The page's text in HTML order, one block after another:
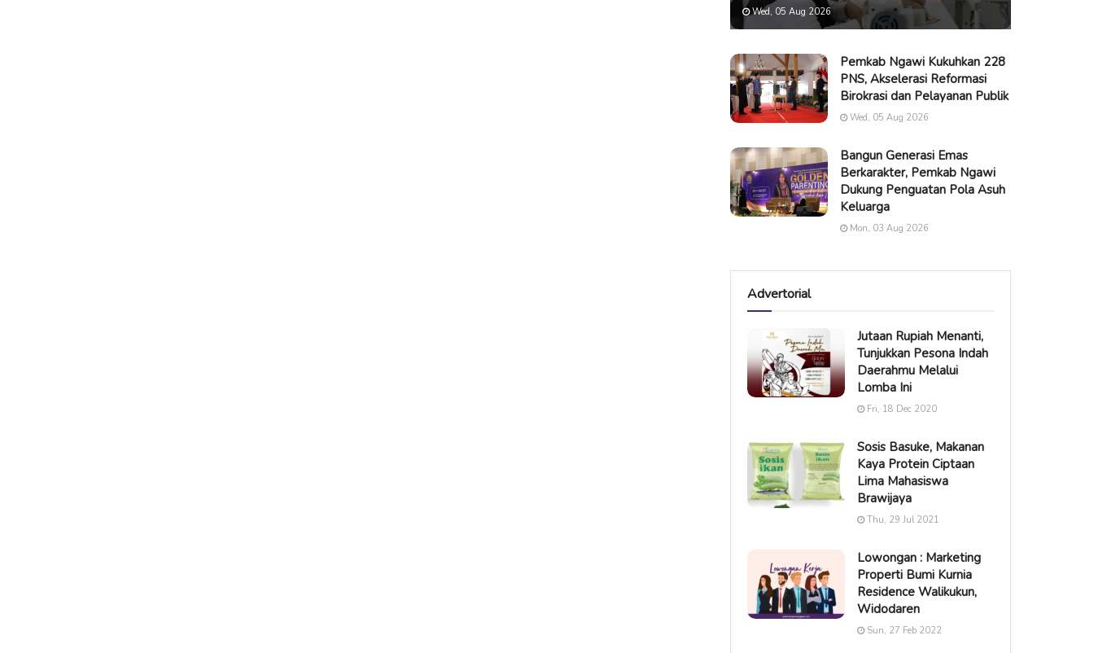
Wed, 05 Aug 2026
Pemkab Ngawi Kukuhkan 228
PNS, Akselerasi Reformasi
Birokrasi dan Pelayanan Publik
Wed, 05 Aug 2026
Bangun Generasi Emas
Berkarakter, Pemkab Ngawi
Dukung Penguatan Pola Asuh
Keluarga
Mon, 03 Aug 2026
Advertorial
Jutaan Rupiah Menanti,
Tunjukkan Pesona Indah
Daerahmu Melalui
Lomba Ini
Fri, 18 Dec 2020
Sosis Basuke, Makanan
Kaya Protein Ciptaan
Lima Mahasiswa
Brawijaya
Thu, 29 Jul 2021
Lowongan : Marketing
Properti Bumi Kurnia
Residence Walikukun,
Widodaren
Sun, 27 Feb 2022